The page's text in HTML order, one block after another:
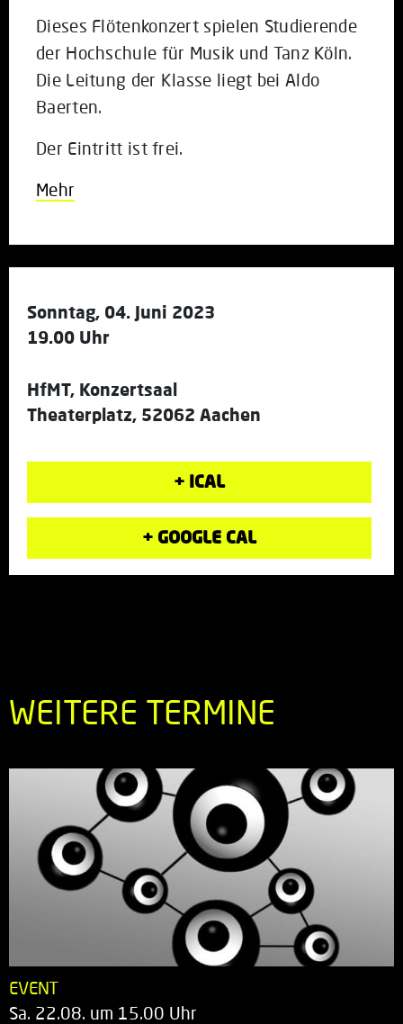
Dieses Flötenkonzert spielen Studierende
der Hochschule für Musik und Tanz Köln.
Die Leitung der Klasse liegt bei Aldo
Baerten.
Der Eintritt ist frei.
Mehr
Sonntag, 04. Juni 2023
19.00 Uhr
HfMT, Konzertsaal
Theaterplatz, 52062 Aachen
+ ICAL
+ GOOGLE CAL
WEITERE TERMINE
EVENT
Sa. 22.08. um 15.00 Uhr